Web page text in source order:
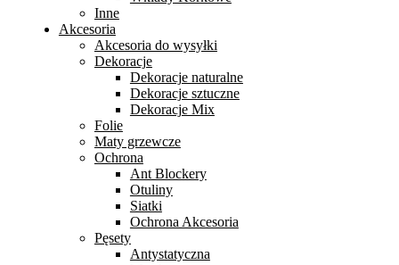
Inne
Akcesoria
Akcesoria do wysyłki
Dekoracje
Dekoracje naturalne
Dekoracje sztuczne
Dekoracje Mix
Folie
Maty grzewcze
Ochrona
Ant Blockery
Otuliny
Siatki
Ochrona Akcesoria
Pęsety
Antystatyczna